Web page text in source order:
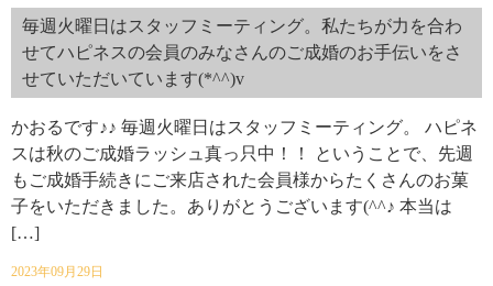
毎週火曜日はスタッフミーティング。私たちが力を合わ
せてハピネスの会員のみなさんのご成婚のお手伝いをさ
せていただいています(*^^)v
かおるです♪♪ 毎週火曜日はスタッフミーティング。 ハピネ
スは秋のご成婚ラッシュ真っ只中！！ ということで、先週
もご成婚手続きにご来店された会員様からたくさんのお菓
子をいただきました。ありがとうございます(^^♪ 本当は
[…]
2023年09月29日